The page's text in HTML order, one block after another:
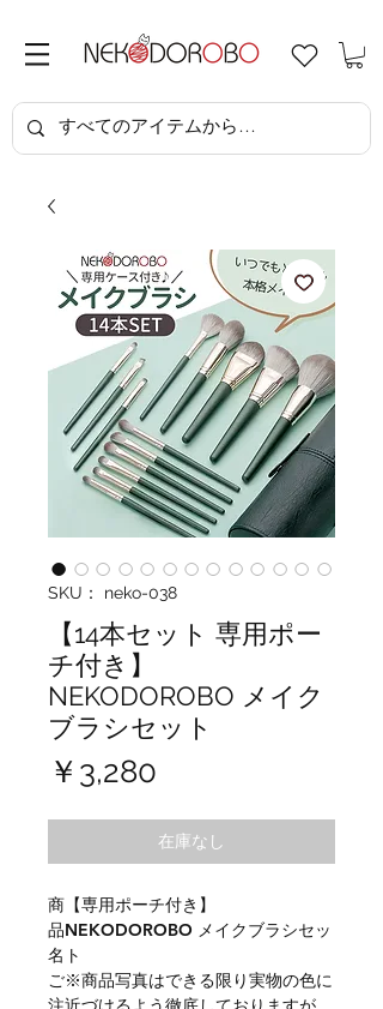
SKU： neko-038
【14本セット 専用ポー
チ付き】
NEKODOROBO メイク
ブラシセット
￥3,280
在庫なし
商
品
名
【専用ポーチ付き】
NEKODOROBO メイクブラシセッ
ト
ご※商品写真はできる限り実物の色に